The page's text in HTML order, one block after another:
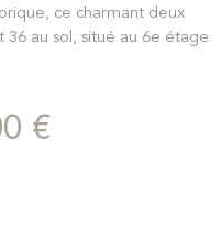
ce charmant deux
36 au sol, situé au 6e étage
goût offre une pièce de
entièrement aménagée et
€